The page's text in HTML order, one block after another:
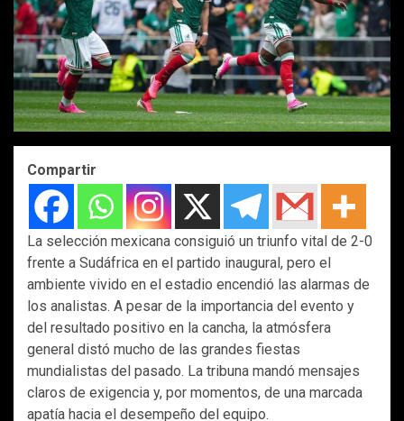
Compartir
La selección mexicana consiguió un triunfo vital de 2-0
frente a Sudáfrica en el partido inaugural, pero el
ambiente vivido en el estadio encendió las alarmas de
los analistas. A pesar de la importancia del evento y
del resultado positivo en la cancha, la atmósfera
general distó mucho de las grandes fiestas
mundialistas del pasado. La tribuna mandó mensajes
claros de exigencia y, por momentos, de una marcada
apatía hacia el desempeño del equipo.